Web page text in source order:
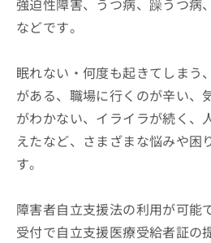
などです。
眠れない・何度も起きてしまう
がある、職場に行くのが辛い、
がわかない、イライラが続く、
えたなど、さまざまな悩みや困
す。
障害者自立支援法の利用が可能
受付で自立支援医療受給者証の